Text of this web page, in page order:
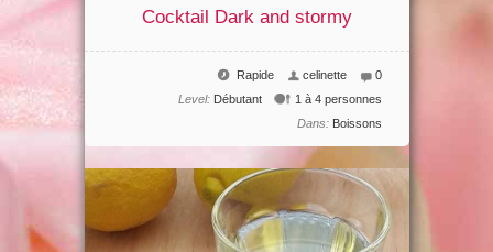
Cocktail Dark and stormy
0
celinette
Rapide
1 à 4 personnes
Level: Débutant
Dans: Boissons